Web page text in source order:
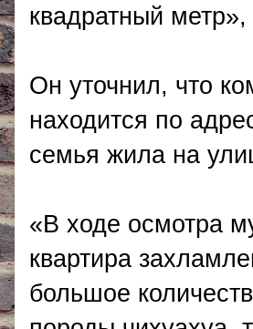
квадратный
Он уточнил, что
находится по
семья жила на
«В ходе осмотра
квартира
большое